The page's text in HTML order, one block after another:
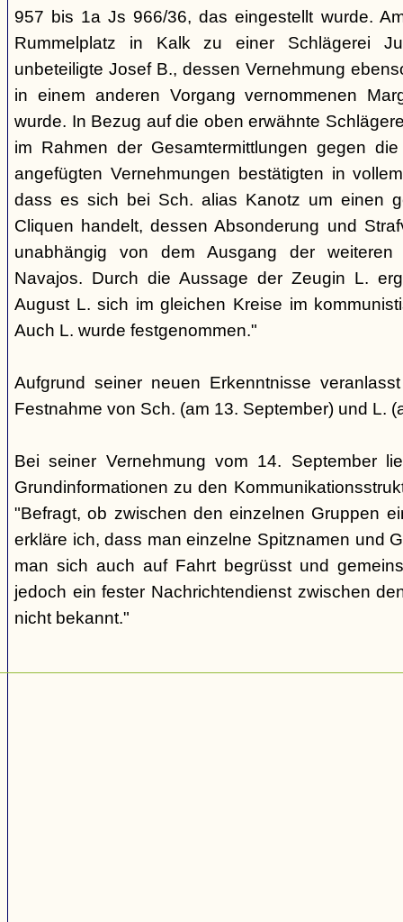
957 bis 1a Js 966/36, das eingestellt wurde.
Rummelplatz in Kalk zu einer Schlägerei
unbeteiligte Josef B., dessen Vernehmung
in einem anderen Vorgang vernommenen
wurde. In Bezug auf die oben erwähnte
im Rahmen der Gesamtermittlungen gegen
angefügten Vernehmungen bestätigten in
dass es sich bei Sch. alias Kanotz um einen
Cliquen handelt, dessen Absonderung und
unabhängig von dem Ausgang der weiteren
Navajos. Durch die Aussage der Zeugin L.
August L. sich im gleichen Kreise im
Auch L. wurde festgenommen."
Aufgrund seiner neuen Erkenntnisse
Festnahme von Sch. (am 13. September) und L.
Bei seiner Vernehmung vom 14. September
Grundinformationen zu den
"Befragt, ob zwischen den einzelnen Gruppen
erkläre ich, dass man einzelne Spitznamen und
man sich auch auf Fahrt begrüsst und
jedoch ein fester Nachrichtendienst zwischen
nicht bekannt."